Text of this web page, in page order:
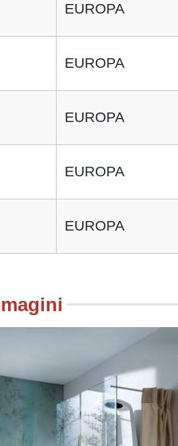
EUROPA
EUROPA
EUROPA
EUROPA
EUROPA